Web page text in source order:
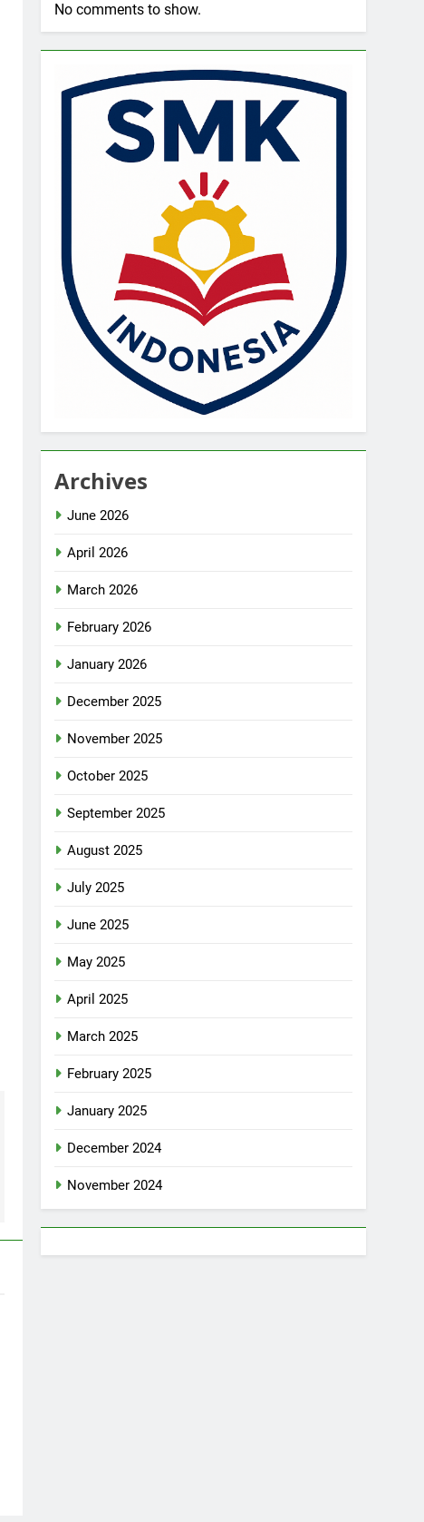
No comments to show.
Archives
June 2026
April 2026
March 2026
February 2026
January 2026
December 2025
November 2025
October 2025
September 2025
August 2025
July 2025
June 2025
May 2025
April 2025
March 2025
February 2025
January 2025
December 2024
November 2024